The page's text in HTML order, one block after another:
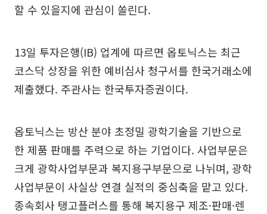
할 수 있을지에 관심이 쏠린다.
13일 투자은행(IB) 업계에 따르면 옵토닉스는 최근
코스닥 상장을 위한 예비심사 청구서를 한국거래소에
제출했다. 주관사는 한국투자증권이다.
옵토닉스는 방산 분야 초정밀 광학기술을 기반으로
한 제품 판매를 주력으로 하는 기업이다. 사업부문은
크게 광학사업부문과 복지용구부문으로 나뉘며, 광학
사업부문이 사실상 연결 실적의 중심축을 맡고 있다.
종속회사 탱고플러스를 통해 복지용구 제조·판매·렌